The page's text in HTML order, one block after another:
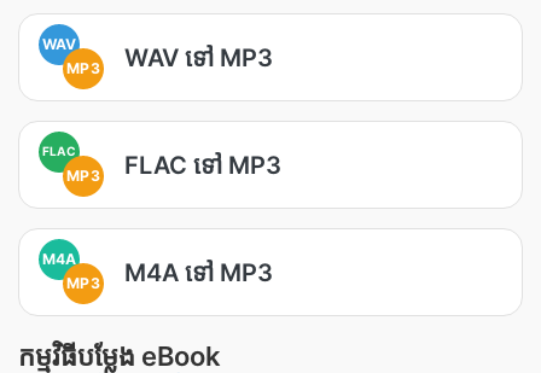
WAV
MP3
WAV ទៅ MP3
FLAC
MP3 FLAC ទៅ MP3
M4A
MP3
M4A ទៅ MP3
កម្មវិធីបម្លែង eBook